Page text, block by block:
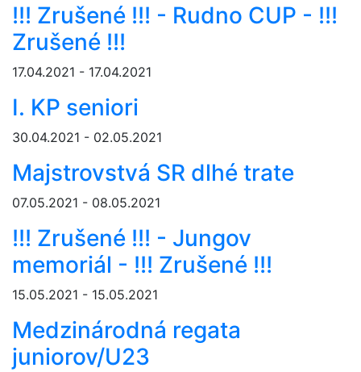
!!! Zrušené !!! - Rudno CUP - !!!
Zrušené !!!
17.04.2021 - 17.04.2021
I. KP seniori
30.04.2021 - 02.05.2021
Majstrovstvá SR dlhé trate
07.05.2021 - 08.05.2021
!!! Zrušené !!! - Jungov
memoriál - !!! Zrušené !!!
15.05.2021 - 15.05.2021
Medzinárodná regata
juniorov/U23